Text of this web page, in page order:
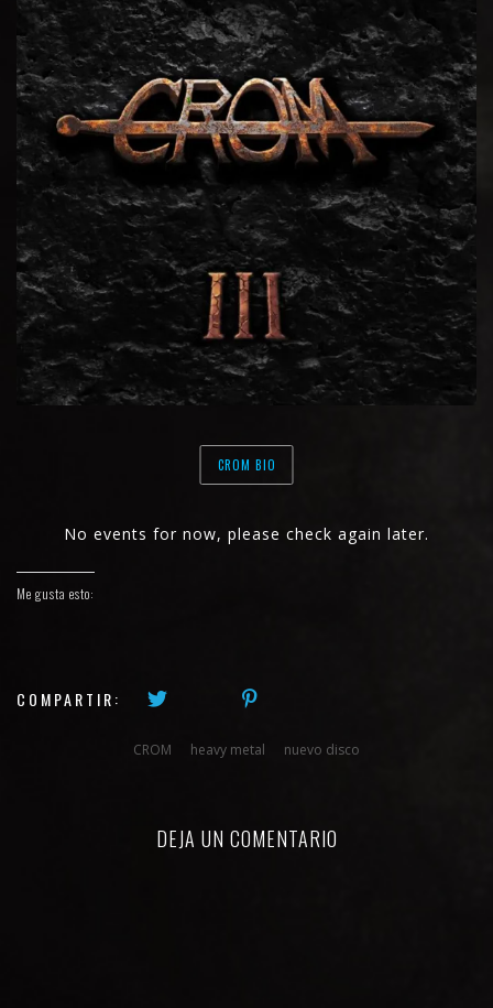
CROM BIO
No events for now, please check again later.
Me gusta esto:
COMPARTIR:
CROM heavy metal nuevo disco
DEJA UN COMENTARIO